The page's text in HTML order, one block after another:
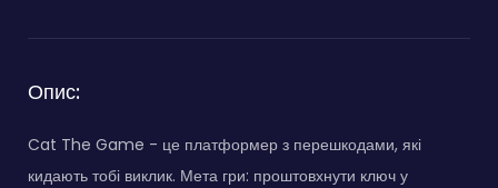
Опис:
Cat The Game - це платформер з перешкодами, які
кидають тобі виклик. Мета гри: проштовхнути ключ у